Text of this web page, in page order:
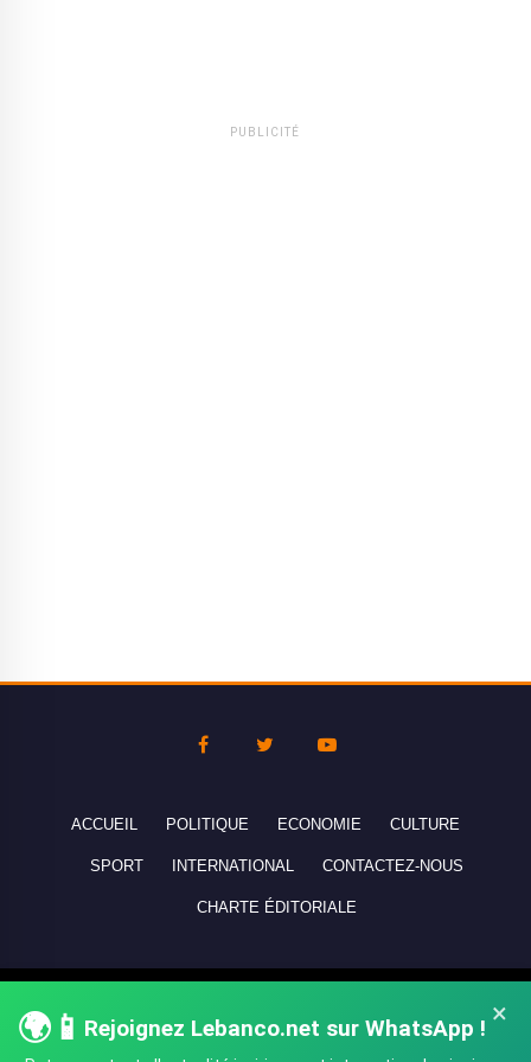
PUBLICITÉ
×
🌍📱 Rejoignez Lebanco.net sur WhatsApp !
ACCUEIL POLITIQUE ECONOMIE CULTURE
SPORT INTERNATIONAL CONTACTEZ-NOUS
CHARTE ÉDITORIALE
réservés - All rights reserved.